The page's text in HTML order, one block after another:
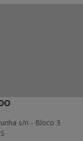
s/n - Bloco 3